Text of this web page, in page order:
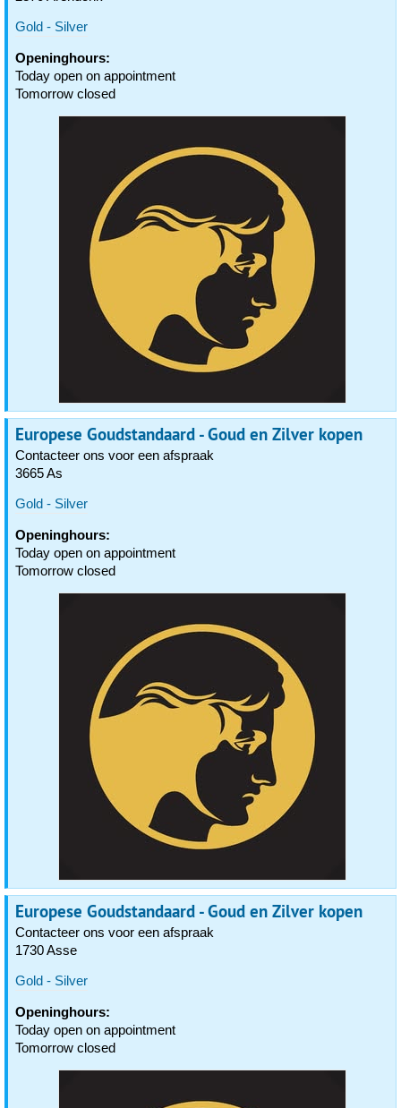
Gold - Silver
Openinghours:
Today open on appointment
Tomorrow closed
Europese Goudstandaard - Goud en Zilver kopen
Contacteer ons voor een afspraak
3665 As
Gold - Silver
Openinghours:
Today open on appointment
Tomorrow closed
Europese Goudstandaard - Goud en Zilver kopen
Contacteer ons voor een afspraak
1730 Asse
Gold - Silver
Openinghours:
Today open on appointment
Tomorrow closed